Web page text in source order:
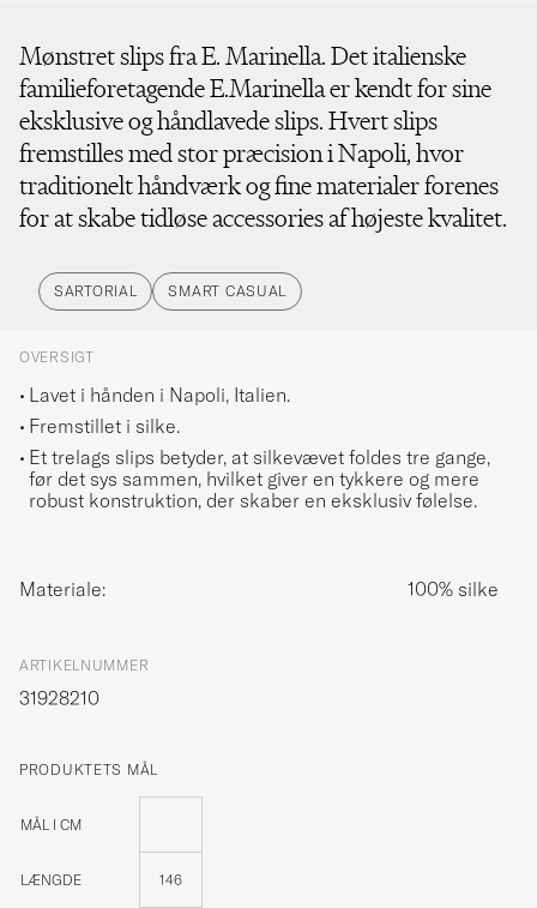
Mønstret slips fra E. Marinella. Det italienske
familieforetagende E.Marinella er kendt for sine
eksklusive og håndlavede slips. Hvert slips
fremstilles med stor præcision i Napoli, hvor
traditionelt håndværk og fine materialer forenes
for at skabe tidløse accessories af højeste kvalitet.
SARTORIAL SMART CASUAL
OVERSIGT
Lavet i hånden i Napoli, Italien.
Fremstillet i silke.
Et trelags slips betyder, at silkevævet foldes tre gange,
før det sys sammen, hvilket giver en tykkere og mere
robust konstruktion, der skaber en eksklusiv følelse.
Materiale: 100% silke
ARTIKELNUMMER
31928210
PRODUKTETS MÅL
MÅL I CM
LÆNGDE 146